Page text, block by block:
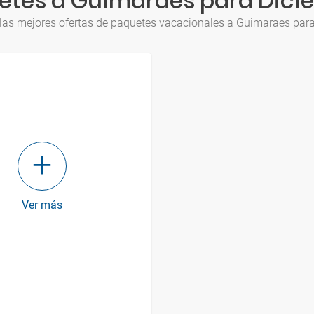
mejores ofertas de paquetes vacacionales a Guimaraes
Ver más